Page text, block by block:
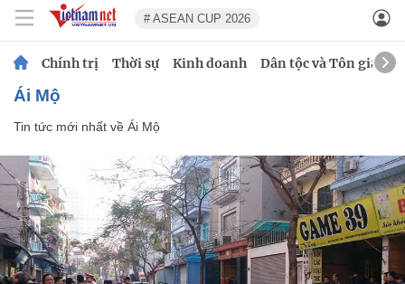
# ASEAN CUP 2026
Chính trị Thời sự Kinh doanh Dân tộc và Tôn giáo
Ái Mộ
Tin tức mới nhất về Ái Mộ